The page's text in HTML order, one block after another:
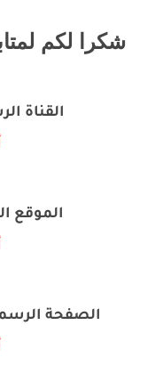
شكرا لكم
القناة
الموقع
الصفحة